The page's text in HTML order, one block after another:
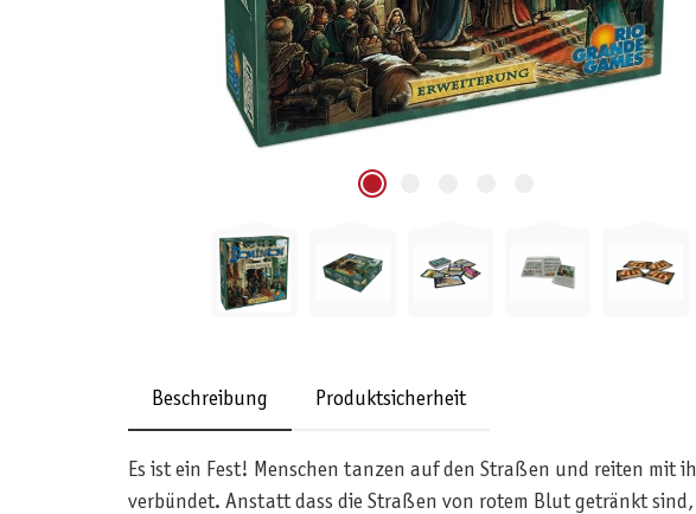
Beschreibung Produktsicherheit
Es ist ein Fest! Menschen tanzen auf den Straßen und reiten mit
verbündet. Anstatt dass die Straßen von rotem Blut getränkt